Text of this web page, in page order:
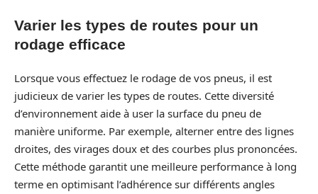
Varier les types de routes pour un
rodage efficace
Lorsque vous effectuez le rodage de vos pneus, il est
judicieux de varier les types de routes. Cette diversité
d’environnement aide à user la surface du pneu de
manière uniforme. Par exemple, alterner entre des lignes
droites, des virages doux et des courbes plus prononcées.
Cette méthode garantit une meilleure performance à long
terme en optimisant l’adhérence sur différents angles